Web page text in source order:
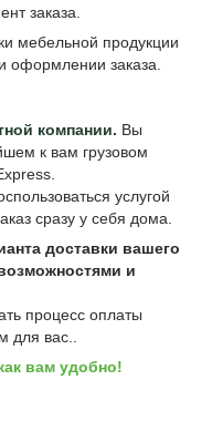
заказа.
мебельной продукции
оформлении заказа.
компании. Вы
к вам грузовом
услугой
сразу у себя дома.
доставки вашего
и
процесс оплаты
вас..
вам удобно!